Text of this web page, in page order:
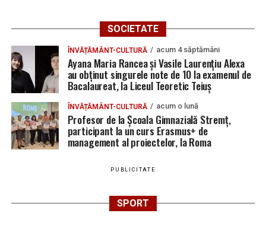
SOCIETATE
ÎNVĂȚĂMÂNT-CULTURĂ acum 4 săptămâni
Ayana Maria Rancea și Vasile Laurențiu Alexa
au obținut singurele note de 10 la examenul de
Bacalaureat, la Liceul Teoretic Teiuș
ÎNVĂȚĂMÂNT-CULTURĂ acum o lună
Profesor de la Școala Gimnazială Stremț,
participant la un curs Erasmus+ de
management al proiectelor, la Roma
PUBLICITATE
SPORT